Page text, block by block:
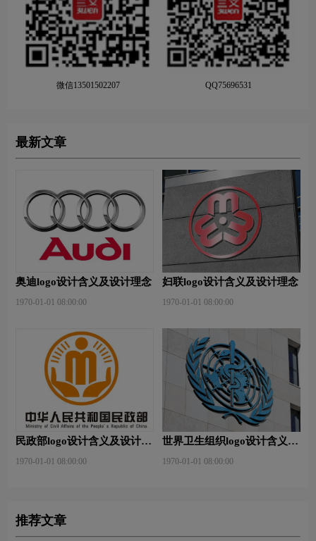
微信13501502207 QQ75696531
最新文章
奥迪logo设计含义及设计理念
1970-01-01 08:00:00
妇联logo设计含义及设计理念
1970-01-01 08:00:00
民政部logo设计含义及设计理
1970-01-01 08:00:00
世界卫生组织logo设计含义及
1970-01-01 08:00:00
推荐文章